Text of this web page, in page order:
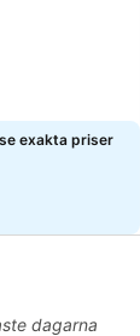
exakta priser
dagarna